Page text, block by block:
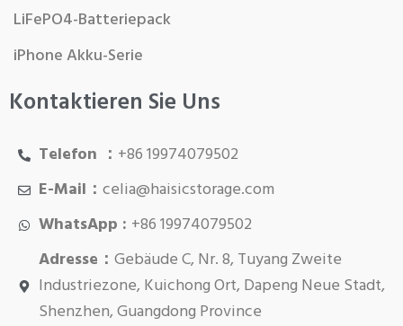
LiFePO4-Batteriepack
iPhone Akku-Serie
Kontaktieren Sie Uns
Telefon ： +86 19974079502
E-Mail： celia@haisicstorage.com
WhatsApp : +86 19974079502
Adresse： Gebäude C, Nr. 8, Tuyang Zweite
Industriezone, Kuichong Ort, Dapeng Neue Stadt,
Shenzhen, Guangdong Province